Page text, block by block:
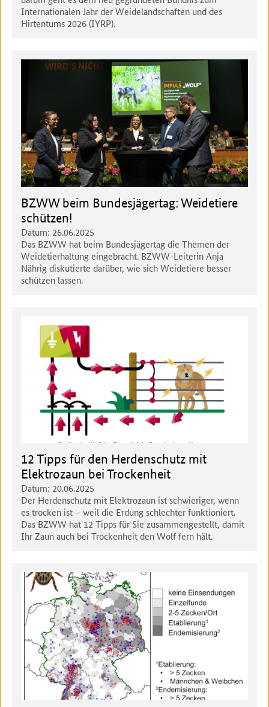
Internationalen Jahr der Weidelandschaften und des
Hirtentums 2026 (IYRP).
BZWW beim Bundesjägertag: Weidetiere
schützen!
Datum: 26.06.2025
Das BZWW hat beim Bundesjägertag die Themen der
Weidetierhaltung eingebracht. BZWW-Leiterin Anja
Nährig diskutierte darüber, wie sich Weidetiere besser
schützen lassen.
12 Tipps für den Herdenschutz mit
Elektrozaun bei Trockenheit
Datum: 20.06.2025
Der Herdenschutz mit Elektrozaun ist schwieriger, wenn
es trocken ist – weil die Erdung schlechter funktioniert.
Das BZWW hat 12 Tipps für Sie zusammengestellt, damit
Ihr Zaun auch bei Trockenheit den Wolf fern hält.